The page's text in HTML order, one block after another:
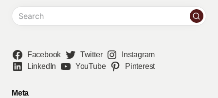
Facebook Twitter
Instagram
LinkedIn
YouTube Pinterest
Meta